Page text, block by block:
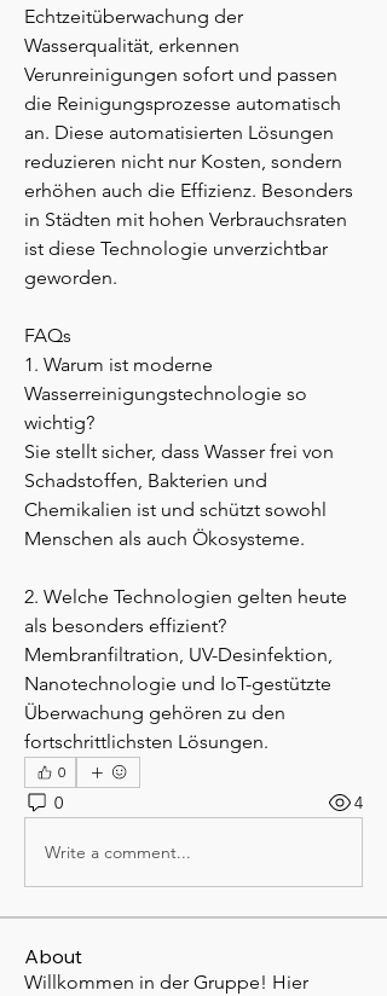
Echtzeitüberwachung der
Wasserqualität, erkennen
Verunreinigungen sofort und passen
die Reinigungsprozesse automatisch
an. Diese automatisierten Lösungen
reduzieren nicht nur Kosten, sondern
erhöhen auch die Effizienz. Besonders
in Städten mit hohen Verbrauchsraten
ist diese Technologie unverzichtbar
geworden.
FAQs
1. Warum ist moderne
Wasserreinigungstechnologie so
wichtig?
Sie stellt sicher, dass Wasser frei von
Schadstoffen, Bakterien und
Chemikalien ist und schützt sowohl
Menschen als auch Ökosysteme.
2. Welche Technologien gelten heute
als besonders effizient?
Membranfiltration, UV-Desinfektion,
Nanotechnologie und IoT-gestützte
Überwachung gehören zu den
fortschrittlichsten Lösungen.
0
0 4
Write a comment...
About
Willkommen in der Gruppe! Hier